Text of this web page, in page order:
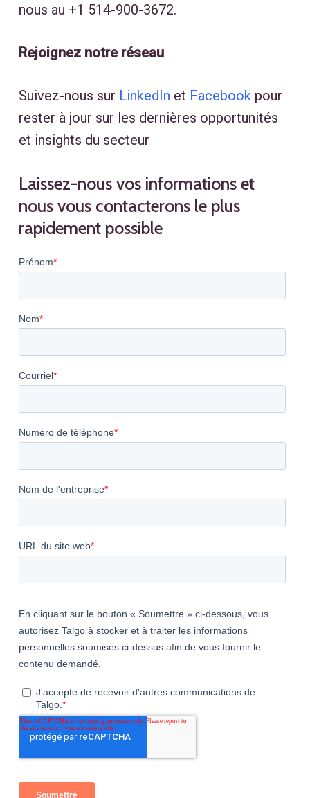
nous au +1 514-900-3672.
Rejoignez notre réseau
Suivez-nous sur LinkedIn et Facebook pour
rester à jour sur les dernières opportunités
et insights du secteur
Laissez-nous vos informations et
nous vous contacterons le plus
rapidement possible